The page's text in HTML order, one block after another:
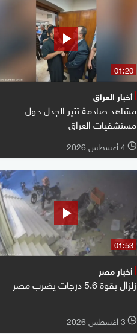
01:20
أخبار العراق
مشاهد صادمة تثير الجدل حول
مستشفيات العراق
l 4 أغسطس 2026
01:53
أخبار مصر
زلزال بقوة 5.6 درجات يضرب مصر
l 3 أغسطس 2026